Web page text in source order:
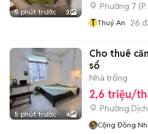
5 phút trước 2
Phường 7 (
T Thuý An 26
5 phút trước 4
Cho thuê
sổ
Nhà trống
2,6 triệu/
Phường
Cộng Đồng